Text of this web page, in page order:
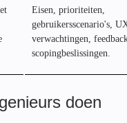
Eisen, prioriteiten,
gebruikersscenario's,
verwachtingen,
scopingbeslissingen.
doen